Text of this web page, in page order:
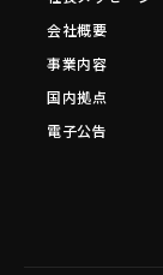
会社概要
事業内容
国内拠点
電子公告